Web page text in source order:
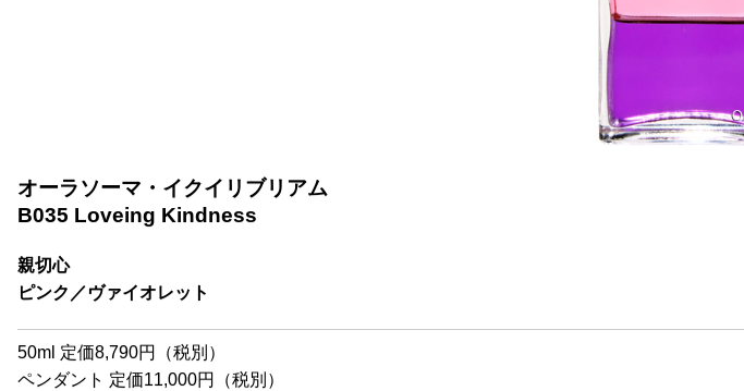
オーラソーマ・イクイリブリアム
B035 Loveing Kindness
親切心
ピンク／ヴァイオレット
50ml 定価8,790円（税別）
ペンダント 定価11,000円（税別）